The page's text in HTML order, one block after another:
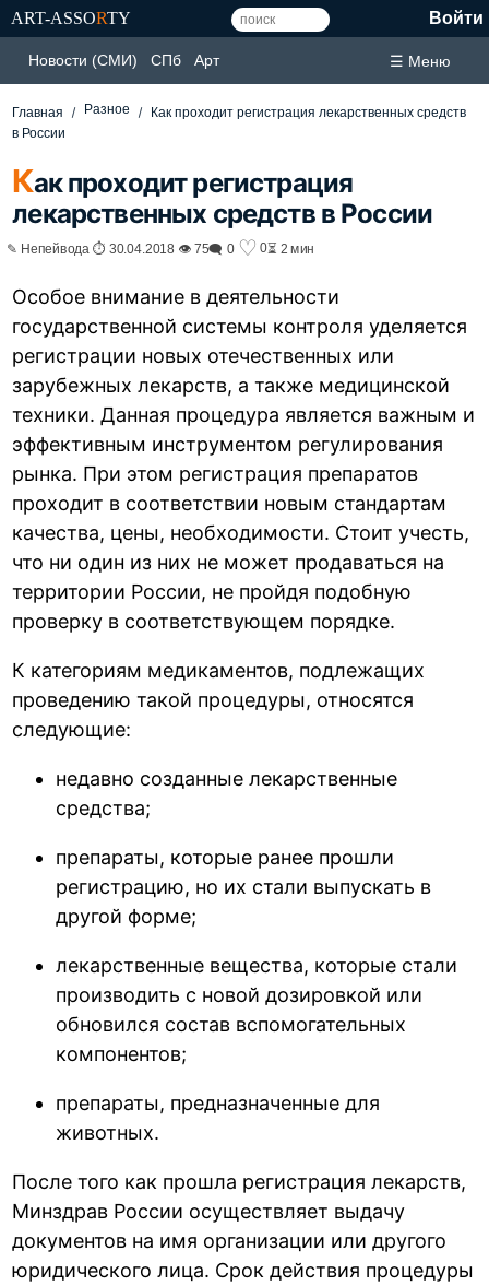
ART-ASSORTY Войти
Новости (СМИ) СПб Арт ☰ Меню
Главная Разное
Как проходит регистрация лекарственных средств
в России
Как проходит регистрация
лекарственных средств в России
✎ Непейвода ⏱ 30.04.2018 👁 75🗨 0 ♡ 0⏳ 2 мин
Особое внимание в деятельности
государственной системы контроля уделяется
регистрации новых отечественных или
зарубежных лекарств, а также медицинской
техники. Данная процедура является важным и
эффективным инструментом регулирования
рынка. При этом регистрация препаратов
проходит в соответствии новым стандартам
качества, цены, необходимости. Стоит учесть,
что ни один из них не может продаваться на
территории России, не пройдя подобную
проверку в соответствующем порядке.
К категориям медикаментов, подлежащих
проведению такой процедуры, относятся
следующие:
недавно созданные лекарственные
средства;
препараты, которые ранее прошли
регистрацию, но их стали выпускать в
другой форме;
лекарственные вещества, которые стали
производить с новой дозировкой или
обновился состав вспомогательных
компонентов;
препараты, предназначенные для
животных.
После того как прошла регистрация лекарств,
Минздрав России осуществляет выдачу
документов на имя организации или другого
юридического лица. Срок действия процедуры